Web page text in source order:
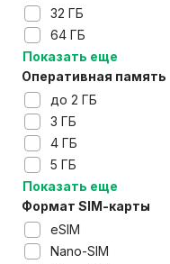
32 ГБ
64 ГБ
Показать еще
Оперативная память
до 2 ГБ
3 ГБ
4 ГБ
5 ГБ
Показать еще
Формат SIM-карты
eSIM
Nano-SIM